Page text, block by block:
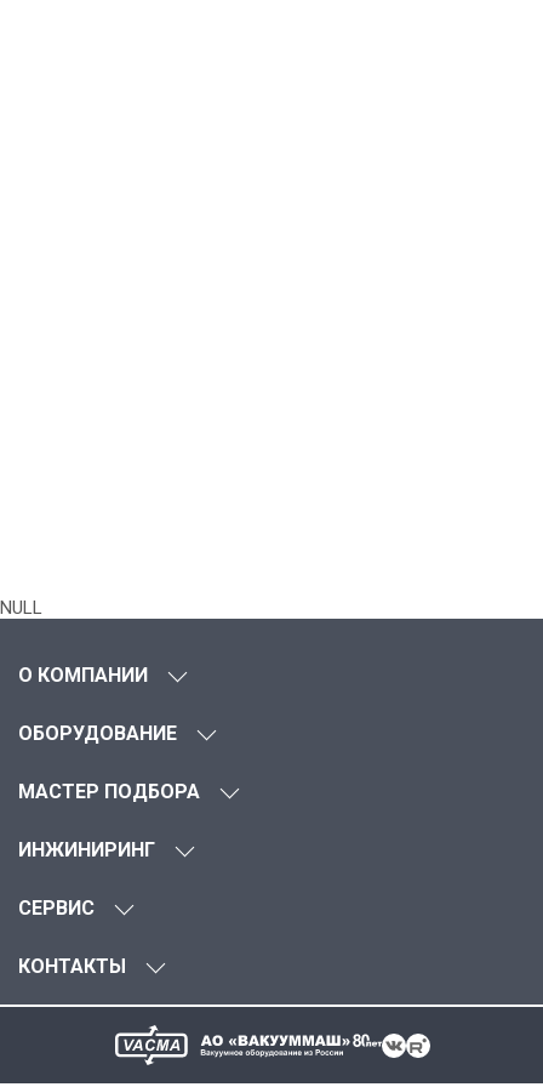
NULL
О КОМПАНИИ
ОБОРУДОВАНИЕ
МАСТЕР ПОДБОРА
ИНЖИНИРИНГ
СЕРВИС
КОНТАКТЫ